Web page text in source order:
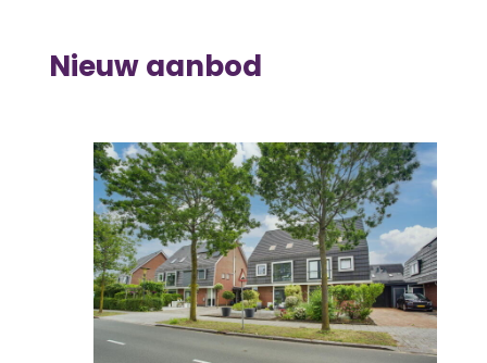
Nieuw aanbod